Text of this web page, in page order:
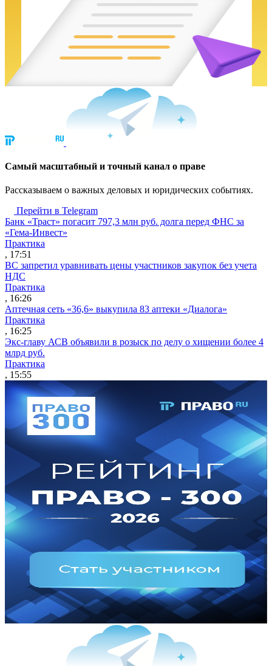
Cамый масштабный и точный канал о праве
Рассказываем о важных деловых и юридических событиях.
Перейти в Telegram
Банк «Траст» погасит 797,3 млн руб. долга перед ФНС за
«Гема-Инвест»
Практика
, 17:51
ВС запретил уравнивать цены участников закупок без учета
НДС
Практика
, 16:26
Аптечная сеть «36,6» выкупила 83 аптеки «Диалога»
Практика
, 16:25
Экс-главу АСВ объявили в розыск по делу о хищении более 4
млрд руб.
Практика
, 15:55